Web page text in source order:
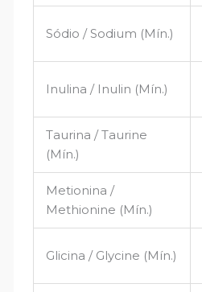
Sódio / Sodium (Mín.)
Inulina / Inulin (Mín.)
Taurina / Taurine
(Mín.)
Metionina /
Methionine (Mín.)
Glicina / Glycine (Mín.)